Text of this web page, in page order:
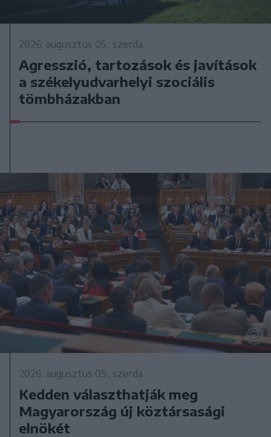
2026. augusztus 05., szerda
Agresszió, tartozások és javítások
a székelyudvarhelyi szociális
tömbházakban
2026. augusztus 05., szerda
Kedden választhatják meg
Magyarország új köztársasági
elnökét